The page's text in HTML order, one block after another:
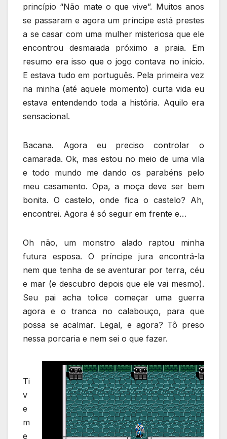
princípio “Não mate o que vive”. Muitos anos
se passaram e agora um príncipe está prestes
a se casar com uma mulher misteriosa que ele
encontrou desmaiada próximo a praia. Em
resumo era isso que o jogo contava no início.
E estava tudo em português. Pela primeira vez
na minha (até aquele momento) curta vida eu
estava entendendo toda a história. Aquilo era
sensacional.
Bacana. Agora eu preciso controlar o
camarada. Ok, mas estou no meio de uma vila
e todo mundo me dando os parabéns pelo
meu casamento. Opa, a moça deve ser bem
bonita. O castelo, onde fica o castelo? Ah,
encontrei. Agora é só seguir em frente e…
Oh não, um monstro alado raptou minha
futura esposa. O príncipe jura encontrá-la
nem que tenha de se aventurar por terra, céu
e mar (e descubro depois que ele vai mesmo).
Seu pai acha tolice começar uma guerra
agora e o tranca no calabouço, para que
possa se acalmar. Legal, e agora? Tô preso
nessa porcaria e nem sei o que fazer.
Ti
v
e
m
e